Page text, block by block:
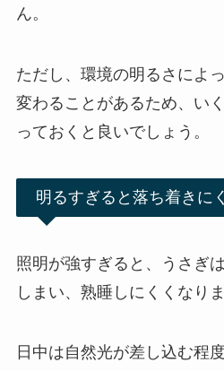
ん。
ただし、環境の明るさによ
変わることがあるため、い
っておくと良いでしょう。
明るすぎると落ち着きに
照明が強すぎると、うさぎ
しまい、熟睡しにくくなりま
日中は自然光が差し込む程